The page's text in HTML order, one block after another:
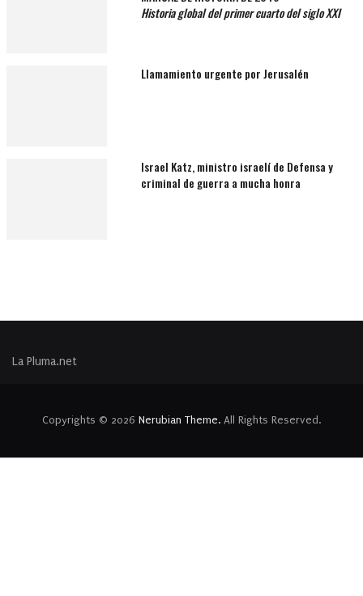
Historia global del primer cuarto del siglo XXI
Llamamiento urgente por Jerusalén
Israel Katz, ministro israelí de Defensa y
criminal de guerra a mucha honra
La Pluma.net
Copyrights © 2026 Nerubian Theme. All Rights Reserved.